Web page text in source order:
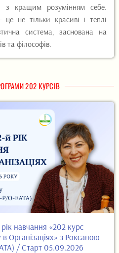
з кращим розумінням себе.
не тільки красиві і теплі
система, заснована на
та філософів.
202 КУРСІВ
навчання «202 курс
Організаціях» з Роксаною
/ Старт 05.09.2026